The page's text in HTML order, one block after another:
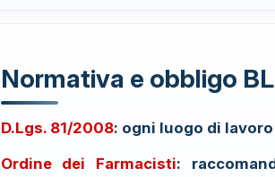
Normativa e obbligo
D.Lgs. 81/2008: ogni luogo di
Ordine dei Farmacisti: